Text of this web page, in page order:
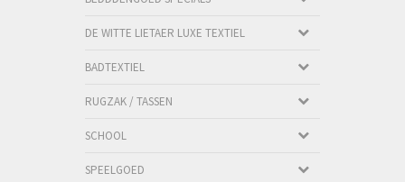
DE WITTE LIETAER LUXE TEXTIEL
BADTEXTIEL
RUGZAK / TASSEN
SCHOOL
SPEELGOED